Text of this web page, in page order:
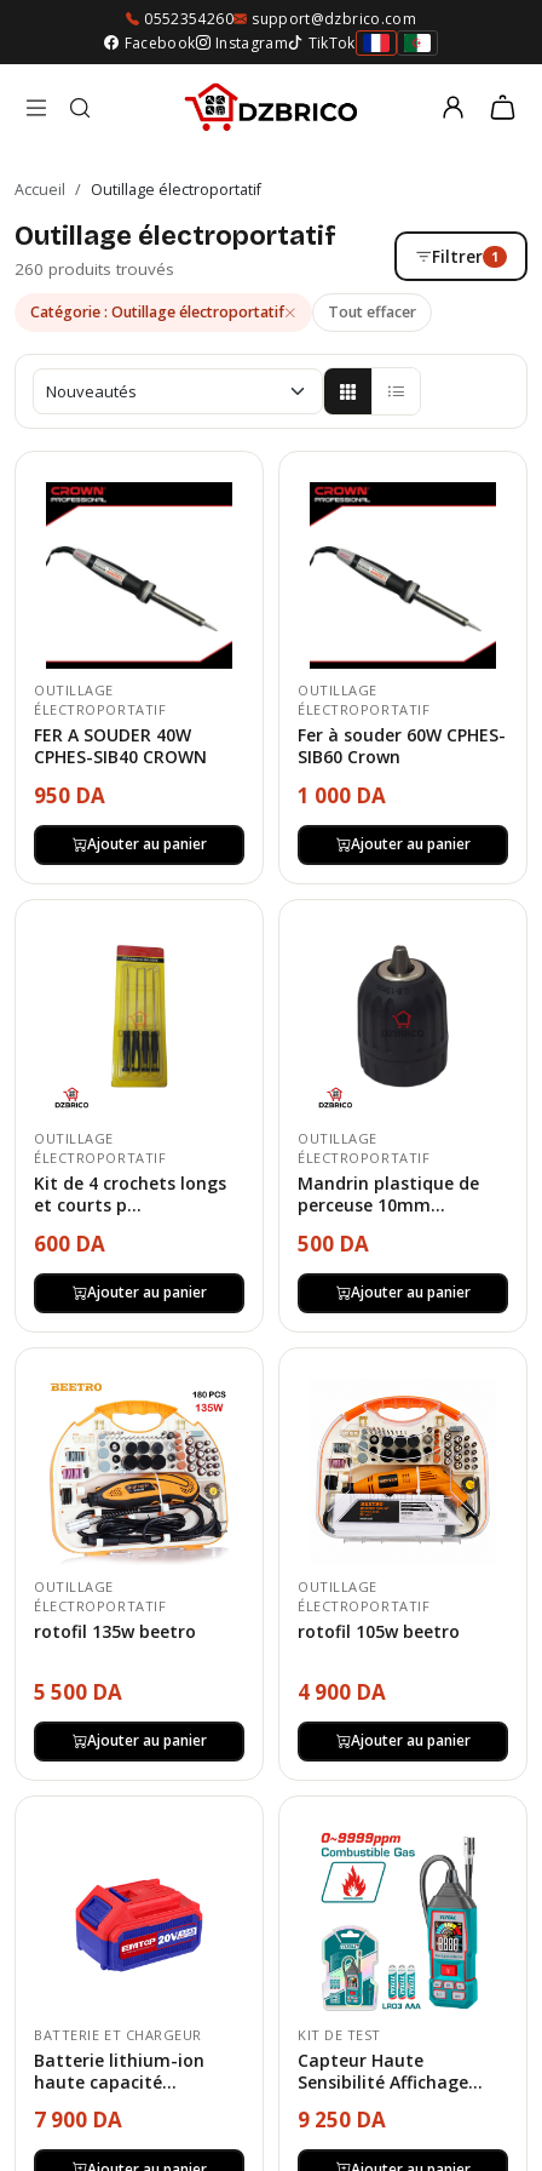
0552354260
support@dzbrico.com
Facebook
Instagram TikTok
Accueil / Outillage électroportatif
Outillage électroportatif
260 produits trouvés
Filtrer 1
Catégorie : Outillage électroportatif Tout effacer
OUTILLAGE
ÉLECTROPORTATIF
FER A SOUDER 40W
CPHES-SIB40 CROWN
950 DA
Ajouter au panier
OUTILLAGE
ÉLECTROPORTATIF
Fer à souder 60W CPHES-
SIB60 Crown
1 000 DA
Ajouter au panier
OUTILLAGE
ÉLECTROPORTATIF
Kit de 4 crochets longs
et courts p...
600 DA
Ajouter au panier
OUTILLAGE
ÉLECTROPORTATIF
Mandrin plastique de
perceuse 10mm...
500 DA
Ajouter au panier
OUTILLAGE
ÉLECTROPORTATIF
rotofil 135w beetro
5 500 DA
Ajouter au panier
OUTILLAGE
ÉLECTROPORTATIF
rotofil 105w beetro
4 900 DA
Ajouter au panier
BATTERIE ET CHARGEUR
Batterie lithium-ion
haute capacité...
7 900 DA
KIT DE TEST
Capteur Haute
Sensibilité Affichage...
9 250 DA